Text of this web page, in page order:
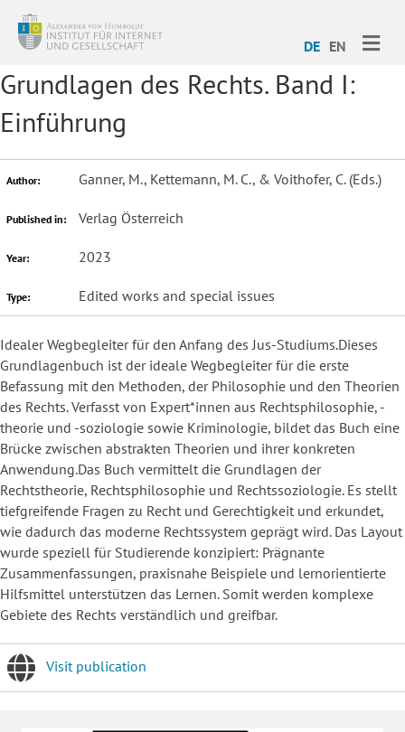
DE EN
Grundlagen des Rechts. Band I:
Einführung
Author: Ganner, M., Kettemann, M. C., & Voithofer, C. (Eds.)
Published in: Verlag Österreich
Year: 2023
Type: Edited works and special issues
Idealer Wegbegleiter für den Anfang des Jus-Studiums.Dieses
Grundlagenbuch ist der ideale Wegbegleiter für die erste
Befassung mit den Methoden, der Philosophie und den Theorien
des Rechts. Verfasst von Expert*innen aus Rechtsphilosophie, -
theorie und -soziologie sowie Kriminologie, bildet das Buch eine
Brücke zwischen abstrakten Theorien und ihrer konkreten
Anwendung.Das Buch vermittelt die Grundlagen der
Rechtstheorie, Rechtsphilosophie und Rechtssoziologie. Es stellt
tiefgreifende Fragen zu Recht und Gerechtigkeit und erkundet,
wie dadurch das moderne Rechtssystem geprägt wird. Das Layout
wurde speziell für Studierende konzipiert: Prägnante
Zusammenfassungen, praxisnahe Beispiele und lernorientierte
Hilfsmittel unterstützen das Lernen. Somit werden komplexe
Gebiete des Rechts verständlich und greifbar.
Visit publication